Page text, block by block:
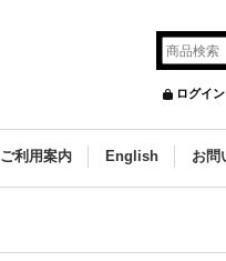
ログイン
ご利用案内 English お問